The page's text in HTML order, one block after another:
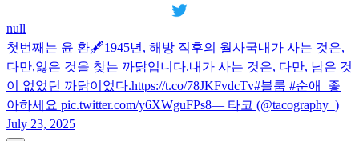
null
첫번째는 윤 환🖋️1945년, 해방 직후의 월사국내가 사는 것은,
다만,잃은 것을 찾는 까닭입니다.내가 사는 것은, 다만, 남은 것
이 없었던 까닭이었다.https://t.co/78JKFvdcTv#블룸 #순애_좋
아하세요 pic.twitter.com/y6XWguFPs8— 타코 (@tacography_)
July 23, 2025